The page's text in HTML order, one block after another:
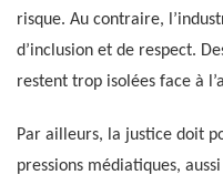
risque. Au contraire,
d’inclusion et de respect.
restent trop isolées face à
Par ailleurs, la justice doit
pressions médiatiques,